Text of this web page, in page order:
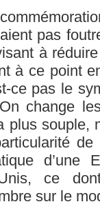
pas
à
à ce point
ce pas le
change
plus souple,
d’une
ce
sur le